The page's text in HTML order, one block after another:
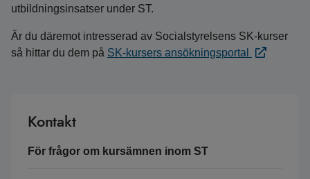
utbildningsinsatser under ST.
Är du däremot intresserad av Socialstyrelsens SK-kurser
så hittar du dem på SK-kursers ansökningsportal
Kontakt
För frågor om kursämnen inom ST